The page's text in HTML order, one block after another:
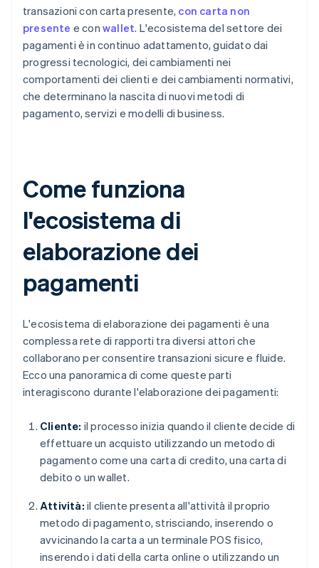
transazioni con carta presente, con carta non
presente e conwallet. L'ecosistema del settore dei
pagamenti è in continuo adattamento, guidato dai
progressi tecnologici, dei cambiamenti nei
comportamenti dei clienti e dei cambiamenti normativi,
che determinano la nascita di nuovi metodi di
pagamento, servizi e modelli di business.
Come funziona
l'ecosistema di
elaborazione dei
pagamenti
L'ecosistema di elaborazione dei pagamenti è una
complessa rete di rapporti tra diversi attori che
collaborano per consentire transazioni sicure e fluide.
Ecco una panoramica di come queste parti
interagiscono durante l'elaborazione dei pagamenti:
Cliente: il processo inizia quando il cliente decide di
effettuare un acquisto utilizzando un metodo di
pagamento come una carta di credito, una carta di
debito o un wallet.
Attività: il cliente presenta all'attività il proprio
metodo di pagamento, strisciando, inserendo o
avvicinando la carta a un terminale POS fisico,
inserendo i dati della carta online o utilizzando un